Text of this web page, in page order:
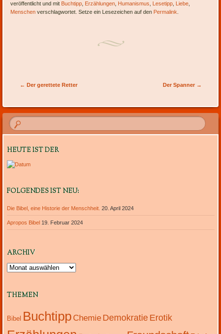
veröffentlicht und mit Buchtipp Erzählungen Humanismus Lesetipp Liebe
Menschen verschlagwortet. Setze ein Lesezeichen auf den Permalink
Artikel-Navigation
← Der gerettete Retter Der Spanner →
HEUTE IST DER
FOLGENDES IST NEU:
Die Bibel, eine Historie der Menschheit. 20. April 2024
Apropos Bibel 19. Februar 2024
ARCHIV
Archiv
THEMEN
Bibel Buchtipp Chemie Demokratie Erotik